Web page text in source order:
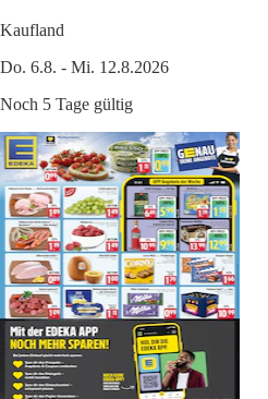
Kaufland
Do. 6.8. - Mi. 12.8.2026
Noch 5 Tage gültig